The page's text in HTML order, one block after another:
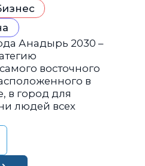
Анадырь 2030 –
восточного
в
в город для
людей всех